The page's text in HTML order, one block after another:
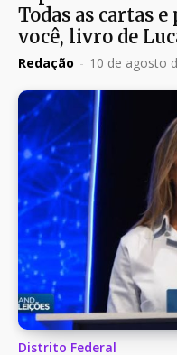
Todas as cartas
você, livro de
Redação - 10 de agosto
Distrito Federal